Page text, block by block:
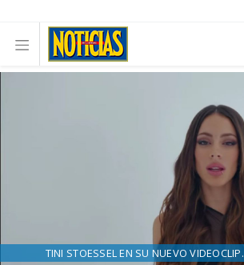
TINI STOESSEL EN SU NUEVO